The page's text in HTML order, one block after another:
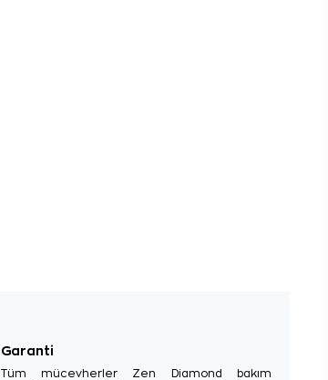
Garanti
Tüm mücevherler Zen Diamond bakım